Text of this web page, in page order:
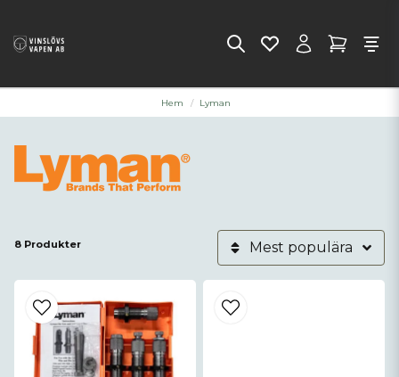
Hem Lyman
8 Produkter Mest populära